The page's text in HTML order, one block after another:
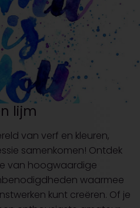
lijm
van verf en kleuren,
samenkomen! Ontdek
van hoogwaardige
waarmee
kunt creëren. Of je